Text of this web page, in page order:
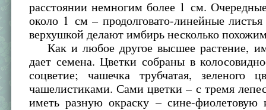
расстоянии немногим более 1 см.
около 1 см – продолговато-линейные
верхушкой делают имбирь несколько
Как и любое другое высшее растение,
дает семена. Цветки собраны в
соцветие; чашечка трубчатая, зеленого
чашелистиками. Сами цветки – с тремя
иметь разную окраску – сине-фиолетовую